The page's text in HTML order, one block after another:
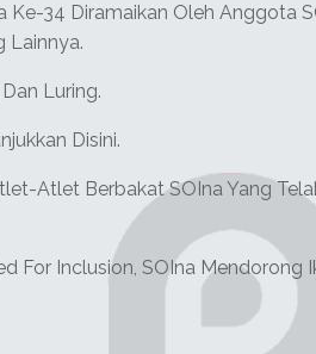
Ke-34 Diramaikan Oleh Anggota
Lainnya.
Luring.
Disini.
Atlet Berbakat SOIna Yang
For Inclusion, SOIna